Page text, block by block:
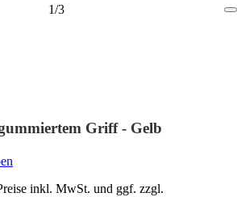
1/3
Griff - Gelb
inkl. MwSt. und ggf. zzgl.